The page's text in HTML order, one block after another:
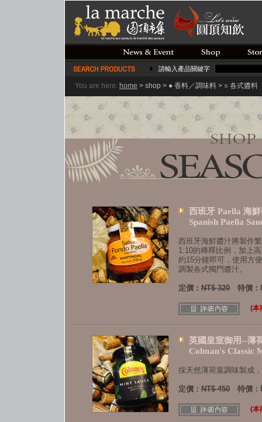
請輸入產品關鍵字
You are here: home > shop > ● 香料／調味料 > ○ 各式醬料
西班牙 Paella 海
Spanish Paella
西班牙海鮮醬汁將製作
1:10的稀釋比例，加上
約15分鐘即可，使用方
調製各式獨門醬汁。
定價： NT$ 320 特價：
(本
英國皇室御用--薄
Colman's Classic
採天然薄荷葉調味製成
定價： NT$ 450 特價：
(本